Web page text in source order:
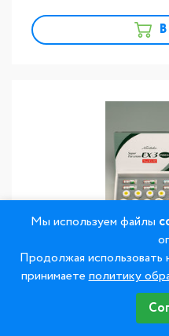
CZR.Translucent T1 (10
подробнее
Мы используем файлы
Продолжая использовать
принимаетеполитику